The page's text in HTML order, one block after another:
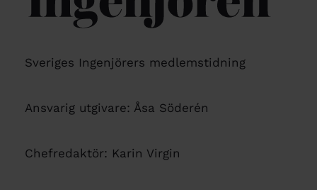
Sveriges Ingenjörers medlemstidning
Ansvarig utgivare: Åsa Söderén
Chefredaktör: Karin Virgin